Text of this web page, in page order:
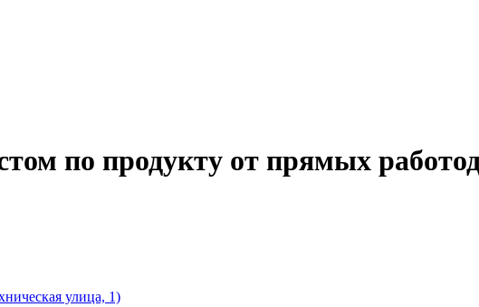
по продукту от прямых
улица, 1)